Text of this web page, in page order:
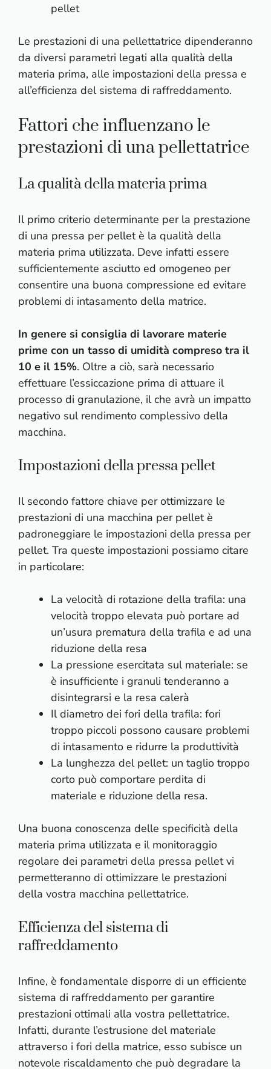
pellet
Le prestazioni di una pellettatrice dipenderanno
da diversi parametri legati alla qualità della
materia prima, alle impostazioni della pressa e
all’efficienza del sistema di raffreddamento.
Fattori che influenzano le
prestazioni di una pellettatrice
La qualità della materia prima
Il primo criterio determinante per la prestazione
di una pressa per pellet è la qualità della
materia prima utilizzata. Deve infatti essere
sufficientemente asciutto ed omogeneo per
consentire una buona compressione ed evitare
problemi di intasamento della matrice.
In genere si consiglia di lavorare materie
prime con un tasso di umidità compreso tra il
10 e il 15%. Oltre a ciò, sarà necessario
effettuare l’essiccazione prima di attuare il
processo di granulazione, il che avrà un impatto
negativo sul rendimento complessivo della
macchina.
Impostazioni della pressa pellet
Il secondo fattore chiave per ottimizzare le
prestazioni di una macchina per pellet è
padroneggiare le impostazioni della pressa per
pellet. Tra queste impostazioni possiamo citare
in particolare:
La velocità di rotazione della trafila: una
velocità troppo elevata può portare ad
un’usura prematura della trafila e ad una
riduzione della resa
La pressione esercitata sul materiale: se
è insufficiente i granuli tenderanno a
disintegrarsi e la resa calerà
Il diametro dei fori della trafila: fori
troppo piccoli possono causare problemi
di intasamento e ridurre la produttività
La lunghezza del pellet: un taglio troppo
corto può comportare perdita di
materiale e riduzione della resa.
Una buona conoscenza delle specificità della
materia prima utilizzata e il monitoraggio
regolare dei parametri della pressa pellet vi
permetteranno di ottimizzare le prestazioni
della vostra macchina pellettatrice.
Efficienza del sistema di
raffreddamento
Infine, è fondamentale disporre di un efficiente
sistema di raffreddamento per garantire
prestazioni ottimali alla vostra pellettatrice.
Infatti, durante l’estrusione del materiale
attraverso i fori della matrice, esso subisce un
notevole riscaldamento che può degradare la